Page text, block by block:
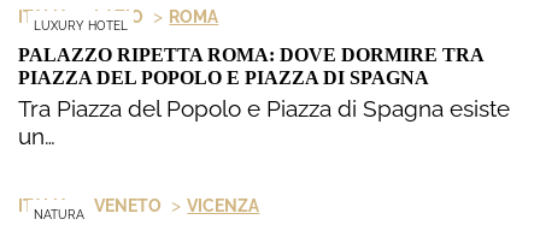
LUXURY HOTEL
ITALIA > LAZIO > ROMA
PALAZZO RIPETTA ROMA: DOVE DORMIRE TRA
PIAZZA DEL POPOLO E PIAZZA DI SPAGNA
Tra Piazza del Popolo e Piazza di Spagna esiste
un…
NATURA
ITALIA > VENETO > VICENZA